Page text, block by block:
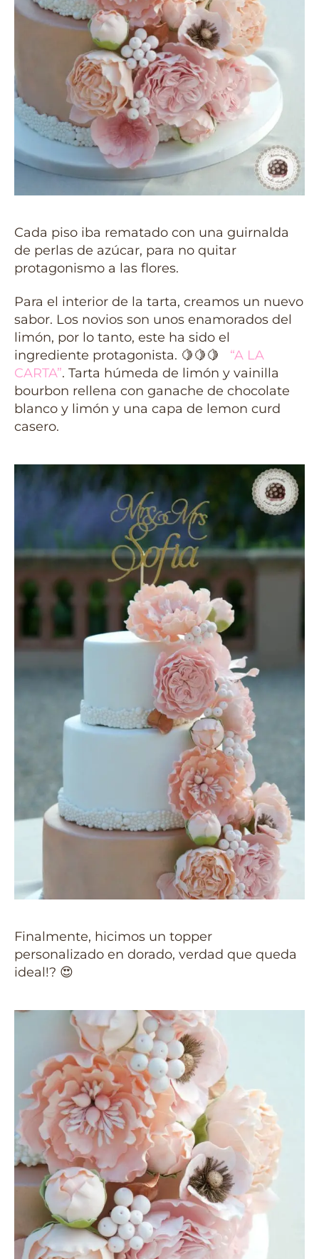
Cada piso iba rematado con una guirnalda
de perlas de azúcar, para no quitar
protagonismo a las flores.
Para el interior de la tarta, creamos un nuevo
sabor. Los novios son unos enamorados del
limón, por lo tanto, este ha sido el
ingrediente protagonista. 🍋🍋🍋 “A LA
CARTA”. Tarta húmeda de limón y vainilla
bourbon rellena con ganache de chocolate
blanco y limón y una capa de lemon curd
casero.
Finalmente, hicimos un topper
personalizado en dorado, verdad que queda
ideal!? 😍